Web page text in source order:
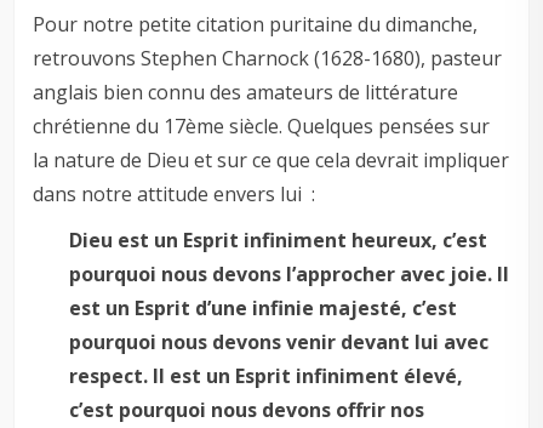
Pour notre petite citation puritaine du dimanche,
retrouvons Stephen Charnock (1628-1680), pasteur
anglais bien connu des amateurs de littérature
chrétienne du 17ème siècle. Quelques pensées sur
la nature de Dieu et sur ce que cela devrait impliquer
dans notre attitude envers lui :
Dieu est un Esprit infiniment heureux, c’est
pourquoi nous devons l’approcher avec joie. Il
est un Esprit d’une infinie majesté, c’est
pourquoi nous devons venir devant lui avec
respect. Il est un Esprit infiniment élevé,
c’est pourquoi nous devons offrir nos